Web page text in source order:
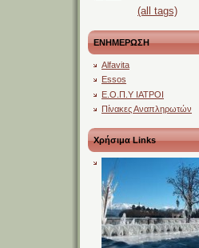
(all tags)
ΕΝΗΜΕΡΩΣΗ
Alfavita
Essos
Ε.Ο.Π.Υ ΙΑΤΡΟΙ
Πίνακες Αναπληρωτών
Χρήσιμα Links